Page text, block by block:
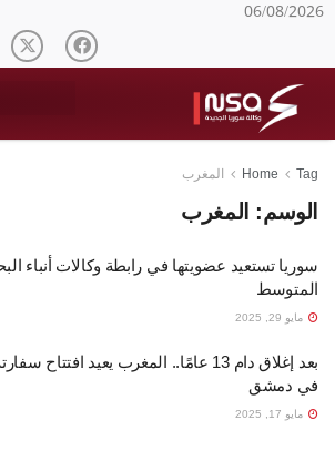
06/08/2026
Home Tag المغرب
الوسم: المغرب
سوريا تستعيد عضويتها في رابطة وكالات أنباء
المتوسط
مايو 29, 2025
بعد إغلاق دام 13 عامًا.. المغرب يعيد افتتاح
في دمشق
مايو 17, 2025